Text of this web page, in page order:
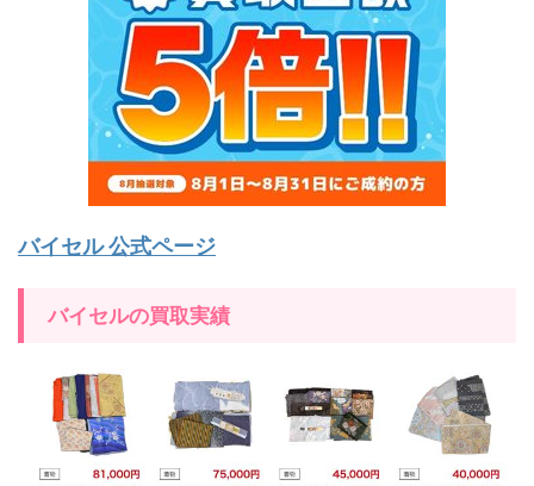
バイセル 公式ページ
バイセルの買取実績